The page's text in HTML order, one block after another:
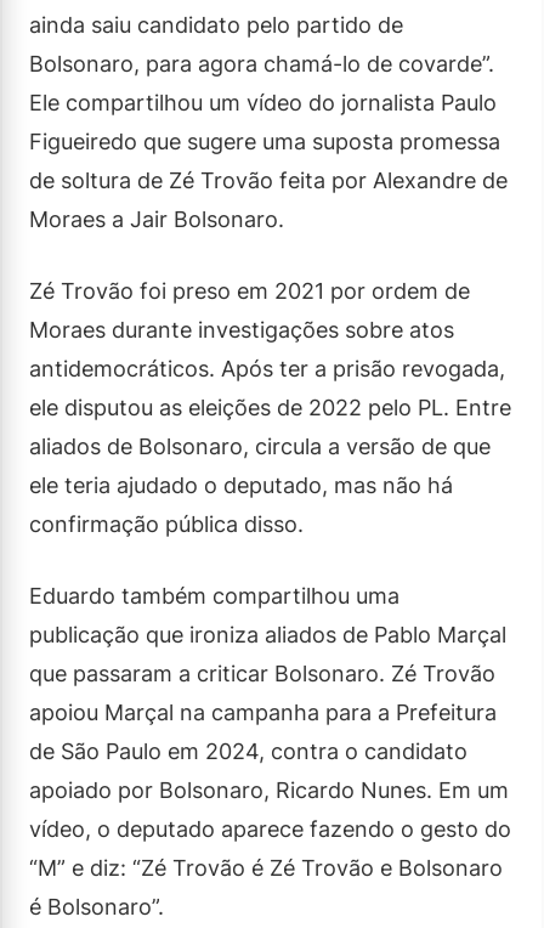
ainda saiu candidato pelo partido de
Bolsonaro, para agora chamá-lo de covarde”.
Ele compartilhou um vídeo do jornalista Paulo
Figueiredo que sugere uma suposta promessa
de soltura de Zé Trovão feita por Alexandre de
Moraes a Jair Bolsonaro.
Zé Trovão foi preso em 2021 por ordem de
Moraes durante investigações sobre atos
antidemocráticos. Após ter a prisão revogada,
ele disputou as eleições de 2022 pelo PL. Entre
aliados de Bolsonaro, circula a versão de que
ele teria ajudado o deputado, mas não há
confirmação pública disso.
Eduardo também compartilhou uma
publicação que ironiza aliados de Pablo Marçal
que passaram a criticar Bolsonaro. Zé Trovão
apoiou Marçal na campanha para a Prefeitura
de São Paulo em 2024, contra o candidato
apoiado por Bolsonaro, Ricardo Nunes. Em um
vídeo, o deputado aparece fazendo o gesto do
“M” e diz: “Zé Trovão é Zé Trovão e Bolsonaro
é Bolsonaro”.